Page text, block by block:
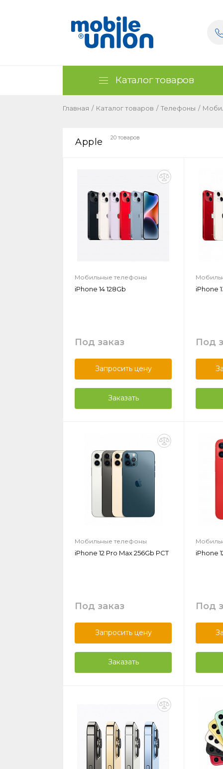
Каталог товаров
Главная / Каталог товаров / Телефоны /
Apple 20 товаров
Мобильные телефоны
iPhone 14 128Gb
Под заказ
Запросить цену
Заказать
iPhone
Под
Мобильные телефоны
iPhone 12 Pro Max 256Gb РСТ
Под заказ
Запросить цену
Заказать
iPhone
Под